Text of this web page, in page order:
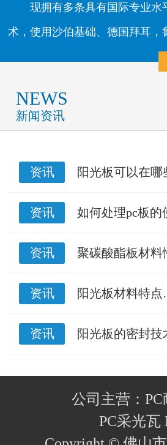
现拥有多条具有国际专业水
术，使用沙伯基础、德国拜耳
NEWS
新闻资讯
资讯 阳光板可以在
资讯 如何处理pc板
资讯 聚碳酸酯板材
资讯 阳光板材料特
资讯 阳光板的密封
公司主营：
PC采光瓦